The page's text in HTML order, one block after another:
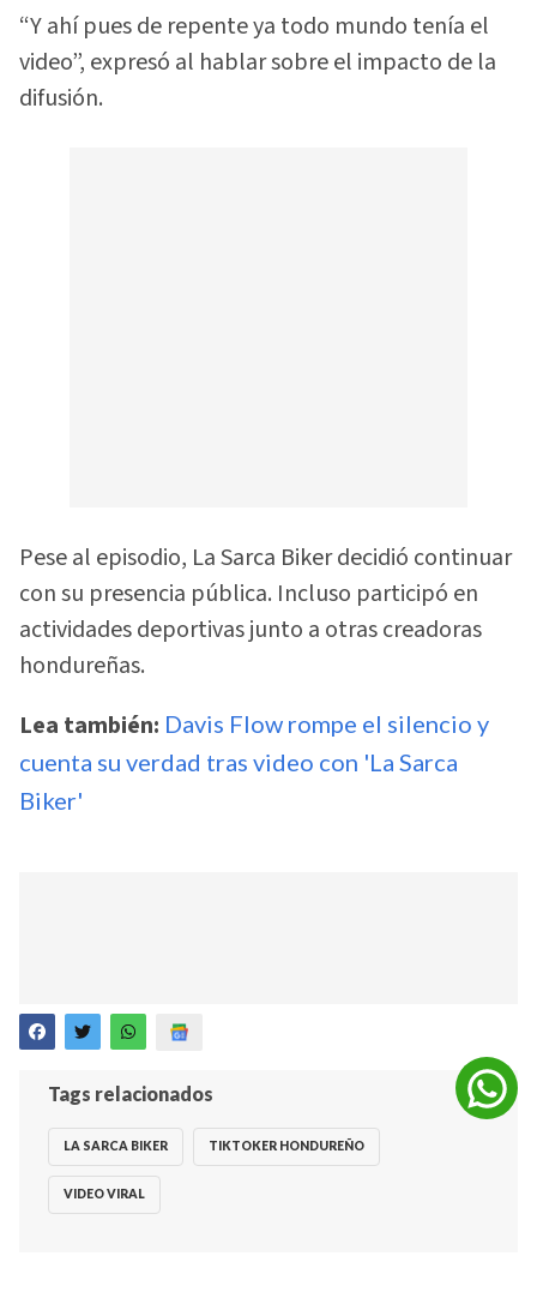
“Y ahí pues de repente ya todo mundo tenía el
video”, expresó al hablar sobre el impacto de la
difusión.
Pese al episodio, La Sarca Biker decidió continuar
con su presencia pública. Incluso participó en
actividades deportivas junto a otras creadoras
hondureñas.
Lea también: Davis Flow rompe el silencio y
cuenta su verdad tras video con 'La Sarca
Biker'
Tags relacionados
LA SARCA BIKER TIKTOKER HONDUREÑO
VIDEO VIRAL